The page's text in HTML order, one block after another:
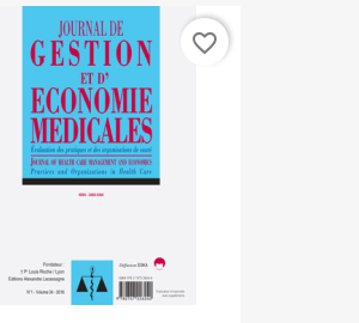
favorite_border